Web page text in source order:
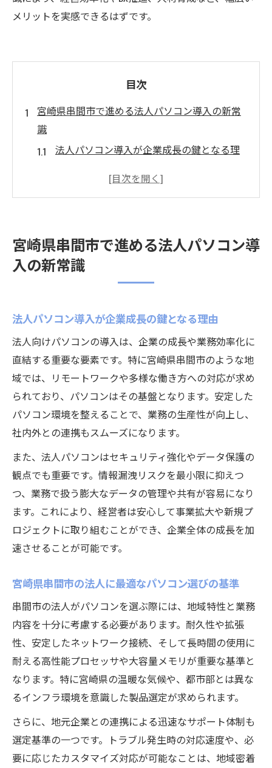
メリットを実感できるはずです。
目次
宮崎県串間市で進める法人パソコン導入の新常
識
法人パソコン導入が企業成長の鍵となる理
宮崎県串間市の法人に最適なパソコン選び
串間市企業が抱えるパソコン運用の課題と
は
法人パソコン選定で押さえたい最新トレン
地域発展を促す法人PCプラットフォーム活用術
法人PCプラットフォームが地域発展に寄与
する仕組み
宮崎県串間市で注目される法人PCの地域連
携事例
パソコン活用による地域企業の競争力強化
策
法人向けPCプラットフォームと人材育成の
関係
地域に根ざしたPCサポート体制の重要性
パソコン法人導入で広がる串間市の企業変革
法人パソコン導入がもたらす業務変革の第
串間市企業が法人PC導入で実現した効率化
事例
法人向けパソコン活用で働き方改革を推進
する
パソコン導入による企業成長とDX推進の実
際
法人PC導入とセキュリティ強化のポイント
業務効率向上に役立つ法人PC選定ポイント
法人パソコン選定で業務効率が大きく変わ
る理由
宮崎県串間市で進める法人パソコン導
入の新常識
法人パソコン導入が企業成長の鍵となる理由
法人向けパソコンの導入は、企業の成長や業務効率化に
直結する重要な要素です。特に宮崎県串間市のような地
域では、リモートワークや多様な働き方への対応が求め
られており、パソコンはその基盤となります。安定した
パソコン環境を整えることで、業務の生産性が向上し、
社内外との連携もスムーズになります。
また、法人パソコンはセキュリティ強化やデータ保護の
観点でも重要です。情報漏洩リスクを最小限に抑えつ
つ、業務で扱う膨大なデータの管理や共有が容易になり
ます。これにより、経営者は安心して事業拡大や新規プ
ロジェクトに取り組むことができ、企業全体の成長を加
速させることが可能です。
宮崎県串間市の法人に最適なパソコン選びの基準
串間市の法人がパソコンを選ぶ際には、地域特性と業務
内容を十分に考慮する必要があります。耐久性や拡張
性、安定したネットワーク接続、そして長時間の使用に
耐える高性能プロセッサや大容量メモリが重要な基準と
なります。特に宮崎県の温暖な気候や、都市部とは異な
るインフラ環境を意識した製品選定が求められます。
さらに、地元企業との連携による迅速なサポート体制も
選定基準の一つです。トラブル発生時の対応速度や、必
要に応じたカスタマイズ対応が可能なことは、地域密着